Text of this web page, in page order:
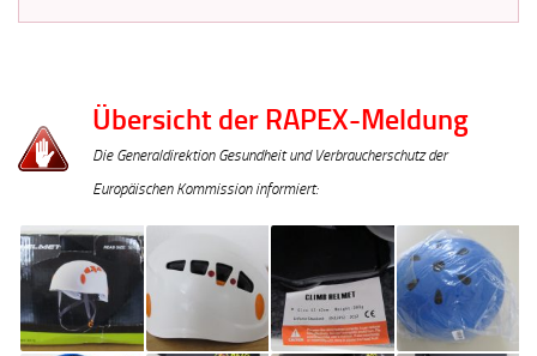
Übersicht der RAPEX-Meldung
Die Generaldirektion Gesundheit und Verbraucherschutz der
Europäischen Kommission informiert: